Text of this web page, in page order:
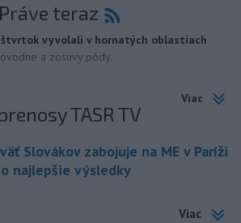
Práve teraz
štvrtok vyvolali v hornatých oblastiach
a zosuvy pôdy.
Viac
TASR TV
Slovákov zabojuje na ME v Paríži
najlepšie výsledky
Viac